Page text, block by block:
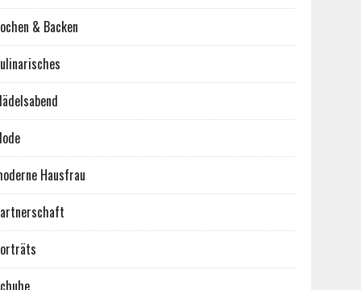
& Backen
Hausfrau